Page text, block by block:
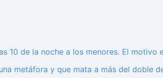
10 de la noche a los menores. El motivo
metáfora y que mata a más del doble